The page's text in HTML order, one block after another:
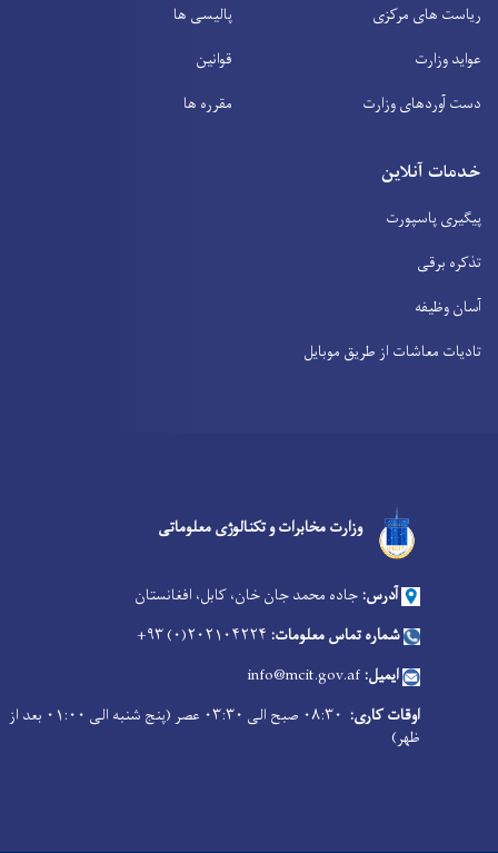
ریاست های مرکزی
عواید وزارت
دست آوردهای وزارت
پالیسی ها
قوانین
مقرره ها
خدمات آنلاین
پیگیری پاسپورت
تذکره برقی
آسان وظیفه
تادیات معاشات از طریق موبایل
وزارت مخابرات و تکنالوژی معلوماتی
آدرس: جاده محمد جان خان، کابل، افغانستان
شماره تماس معلومات:
ایمیل: info@mcit.gov.af
اوقات کاری:
۰۸:۳۰ صبح الی ۰۳:۳۰ عصر (پنج شنبه الی ۰۱:۰۰ بعد از
ظهر)